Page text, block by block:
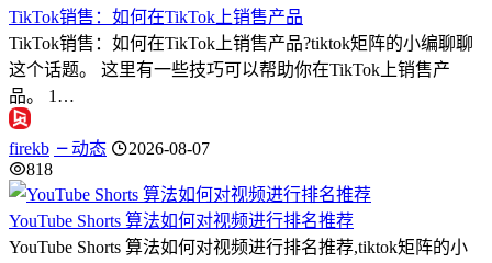
TikTok销售：如何在TikTok上销售产品
TikTok销售：如何在TikTok上销售产品?tiktok矩阵的小编聊聊
这个话题。 这里有一些技巧可以帮助你在TikTok上销售产
品。 1…
firekb 动态
2026-08-07
818
YouTube Shorts 算法如何对视频进行排名推荐
YouTube Shorts 算法如何对视频进行排名推荐,tiktok矩阵的小